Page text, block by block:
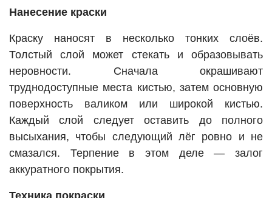
Нанесение краски
Краску наносят в несколько тонких слоёв.
Толстый слой может стекать и образовывать
неровности. Сначала окрашивают
труднодоступные места кистью, затем основную
поверхность валиком или широкой кистью.
Каждый слой следует оставить до полного
высыхания, чтобы следующий лёг ровно и не
смазался. Терпение в этом деле — залог
аккуратного покрытия.